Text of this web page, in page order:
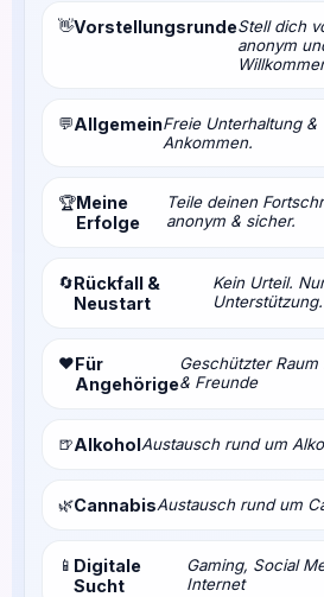
👋VorstellungsrundeStell dich
anonym
💬AllgemeinFreie Unterhaltung &
Ankommen.
🏆Meine
Erfolge
Teile deinen
anonym & sicher.
🔄Rückfall &
Neustart
Kein Urteil.
Unterstützung.
❤️Für
Angehörige
Geschützter
& Freunde
🍺AlkoholAustausch rund um
🌿CannabisAustausch rund um
📱 Digitale
Sucht
Gaming, Social
Internet